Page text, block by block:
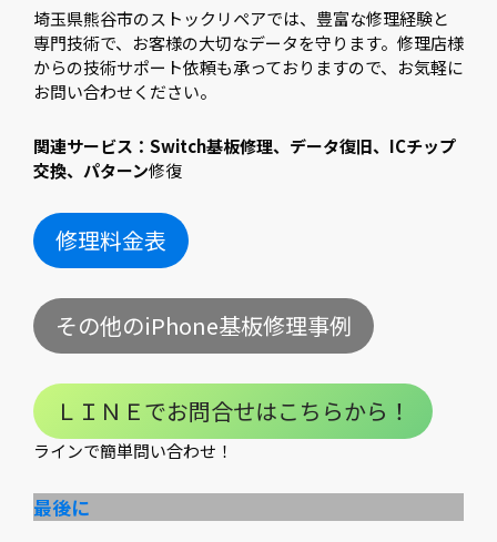
埼玉県熊谷市のストックリペアでは、豊富な修理経験と
専門技術で、お客様の大切なデータを守ります。修理店様
からの技術サポート依頼も承っておりますので、お気軽に
お問い合わせください。
関連サービス：Switch基板修理、データ復旧、ICチップ
交換、パターン修復
修理料金表
その他のiPhone基板修理事例
ＬＩＮＥでお問合せはこちらから！
ラインで簡単問い合わせ！
最後に